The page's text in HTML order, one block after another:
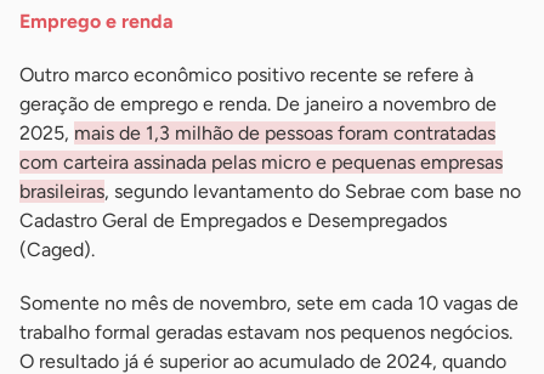
Emprego e renda
Outro marco econômico positivo recente se refere à
geração de emprego e renda. De janeiro a novembro de
2025, mais de 1,3 milhão de pessoas foram contratadas
com carteira assinada pelas micro e pequenas empresas
brasileiras, segundo levantamento do Sebrae com base no
Cadastro Geral de Empregados e Desempregados
(Caged).
Somente no mês de novembro, sete em cada 10 vagas de
trabalho formal geradas estavam nos pequenos negócios.
O resultado já é superior ao acumulado de 2024, quando